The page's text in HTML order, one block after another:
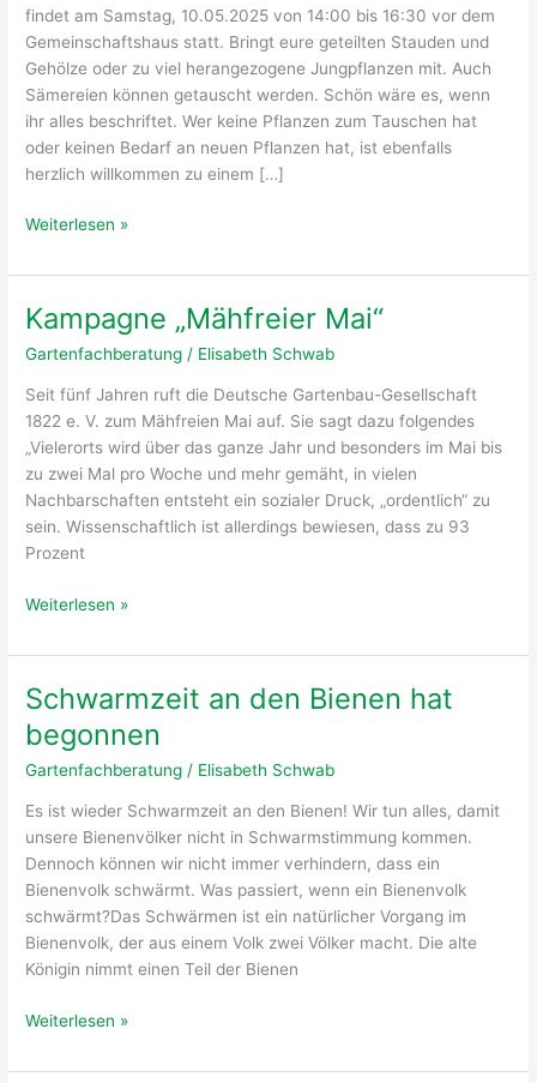
findet am Samstag, 10.05.2025 von 14:00 bis 16:30 vor dem
Gemeinschaftshaus statt. Bringt eure geteilten Stauden und
Gehölze oder zu viel herangezogene Jungpflanzen mit. Auch
Sämereien können getauscht werden. Schön wäre es, wenn
ihr alles beschriftet. Wer keine Pflanzen zum Tauschen hat
oder keinen Bedarf an neuen Pflanzen hat, ist ebenfalls
herzlich willkommen zu einem […]
Saisonauftakt
Pflanzen-
Samentauschbörse
Weiterlesen »
Kampagne „Mähfreier Mai“
Gartenfachberatung / Elisabeth Schwab
Seit fünf Jahren ruft die Deutsche Gartenbau-Gesellschaft
1822 e. V. zum Mähfreien Mai auf. Sie sagt dazu folgendes
„Vielerorts wird über das ganze Jahr und besonders im Mai bis
zu zwei Mal pro Woche und mehr gemäht, in vielen
Nachbarschaften entsteht ein sozialer Druck, „ordentlich“ zu
sein. Wissenschaftlich ist allerdings bewiesen, dass zu 93
Prozent
Kampagne
Mai“
Weiterlesen »
Schwarmzeit an den Bienen hat
begonnen
Gartenfachberatung / Elisabeth Schwab
Es ist wieder Schwarmzeit an den Bienen! Wir tun alles, damit
unsere Bienenvölker nicht in Schwarmstimmung kommen.
Dennoch können wir nicht immer verhindern, dass ein
Bienenvolk schwärmt. Was passiert, wenn ein Bienenvolk
schwärmt?Das Schwärmen ist ein natürlicher Vorgang im
Bienenvolk, der aus einem Volk zwei Völker macht. Die alte
Königin nimmt einen Teil der Bienen
Schwarmzeit
den
Weiterlesen »